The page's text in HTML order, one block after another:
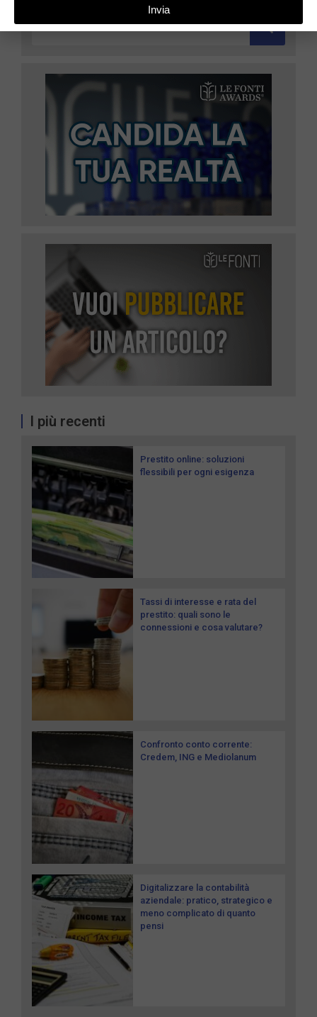
I più recenti
Prestito online: soluzioni
flessibili per ogni esigenza
Tassi di interesse e rata del
prestito: quali sono le
connessioni e cosa valutare?
Confronto conto corrente:
Credem, ING e Mediolanum
Digitalizzare la contabilità
aziendale: pratico, strategico e
meno complicato di quanto
pensi
Invia